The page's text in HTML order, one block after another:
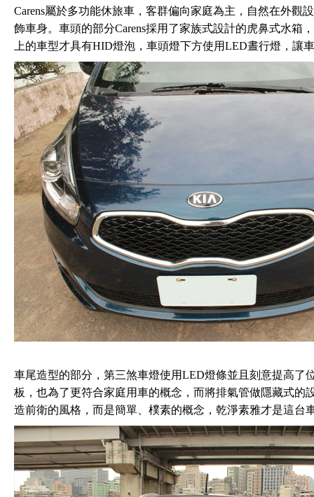
Carens屬於多功能休旅車，客群偏向家庭為主，自然在外觀
飾車身。車頭的部分Carens採用了家族式設計的虎鼻式水箱
上的車型才具有HID燈泡，車頭燈下方使用LED晝行燈，讓
車尾造型的部分，第三煞車燈使用LED燈條並且刻意提高了
板，也為了更符合家庭用車的概念，而將排氣管做隱藏式的
造前衛的風格，而是簡單、樸素的概念，乾淨素雅才是這台